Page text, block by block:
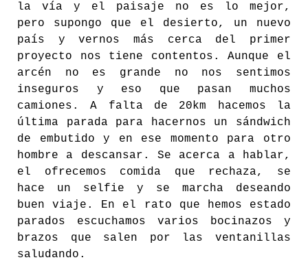
la vía y el paisaje no es lo mejor,
pero supongo que el desierto, un nuevo
país y vernos más cerca del primer
proyecto nos tiene contentos. Aunque el
arcén no es grande no nos sentimos
inseguros y eso que pasan muchos
camiones. A falta de 20km hacemos la
última parada para hacernos un sándwich
de embutido y en ese momento para otro
hombre a descansar. Se acerca a hablar,
el ofrecemos comida que rechaza, se
hace un selfie y se marcha deseando
buen viaje. En el rato que hemos estado
parados escuchamos varios bocinazos y
brazos que salen por las ventanillas
saludando.